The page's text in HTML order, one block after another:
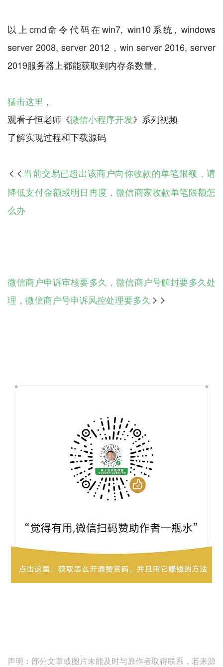
以上cmd命令代码在win7, win10系统, windows
server 2008, server 2012，win server 2016, server
2019服务器上都能获取到内存条数量。
猛击这里 ，
观看子恒老师《微信小程序开发》系列视频
 当前交易已超出该商户向你收款的单笔限额，请
降低支付金额或明日再度，微信商家收款单笔限额怎
么办
微信商户申诉审核要多久，微信商户号解封要多久处
理，微信商户号申诉风控处理要多久 
声明：部分文章或图片未能及时与原作者取得联系，若来源